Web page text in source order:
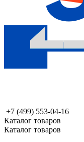
+7 (499) 553-04-16
Каталог товаров
Каталог товаров